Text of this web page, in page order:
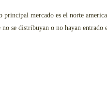
principal mercado es el norte
se distribuyan o no hayan entrado